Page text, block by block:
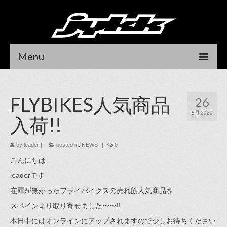
Menu
NEWS
RIDER
DEALER LOCATOR
CONTACT
DEALER LOGIN
オンラインストア
26
8月 2020
FLYBIKES人気商品
入荷!!
by leader | posted in: NEWS | 0
こんにちは
leaderです
在庫が無かったフライバイクスの売れ筋人気商品を
スペインより取り寄せました〜〜!!
本日中にはオンラインにアップされますので少しお待ちください